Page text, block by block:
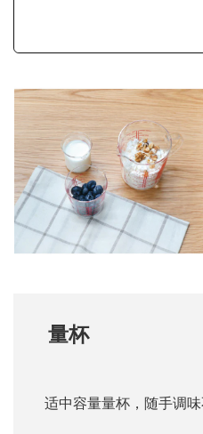
量杯
适中容量量杯，随手调